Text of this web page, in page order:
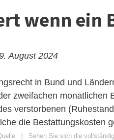
wenn ein
August 2024
in Bund und
zweifachen monatlichen
verstorbenen
die Bestattungskosten
Sehen Sie sich die